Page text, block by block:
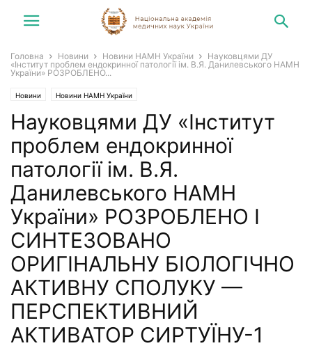
Головна Новини Новини НАМН України
Науковцями ДУ
«Інститут проблем ендокринної патології ім. В.Я. Данилевського НАМН
України» РОЗРОБЛЕНО...
Новини Новини НАМН України
Науковцями ДУ «Інститут
проблем ендокринної
патології ім. В.Я.
Данилевського НАМН
України» РОЗРОБЛЕНО І
СИНТЕЗОВАНО
ОРИГІНАЛЬНУ БІОЛОГІЧНО
АКТИВНУ СПОЛУКУ —
ПЕРСПЕКТИВНИЙ
АКТИВАТОР СИРТУЇНУ-1